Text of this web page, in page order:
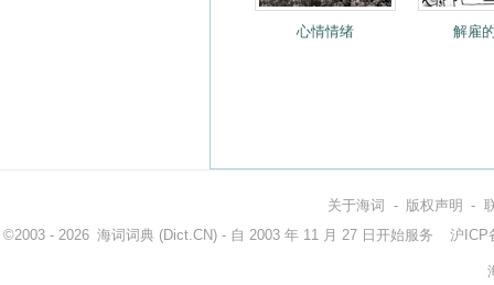
心情情绪 解雇
关于海词 - 版权声明 -
©2003 - 2026 海词词典 (Dict.CN) - 自 2003 年 11 月 27 日开始服务 沪ICP